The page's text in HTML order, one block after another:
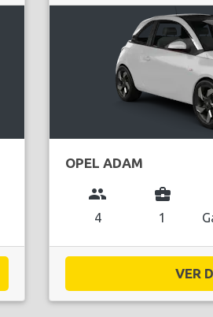
OPEL ADAM
group
4
business_center
1
VER